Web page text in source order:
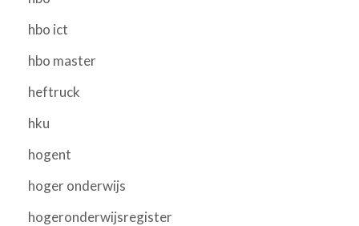
hbo ict
hbo master
heftruck
hku
hogent
hoger onderwijs
hogeronderwijsregister